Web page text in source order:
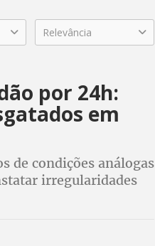
Relevância
por 24h:
em
de condições análogas
irregularidades